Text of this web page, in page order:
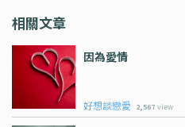
相關文章
因為愛情
好想談戀愛 2,567 view